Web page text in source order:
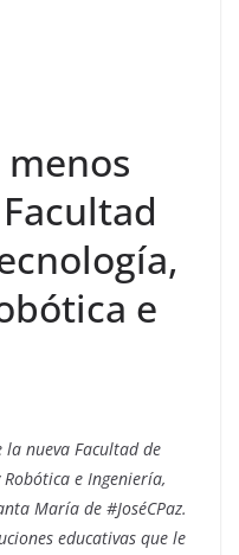
menos
e
la nueva Facultad de
e Ingeniería,
María de #JoséCPaz.
educativas que le